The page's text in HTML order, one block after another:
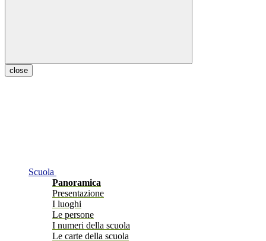
close
Scuola
Panoramica
Presentazione
I luoghi
Le persone
I numeri della scuola
Le carte della scuola